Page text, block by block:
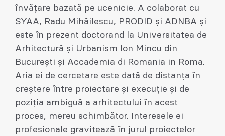
învăţare bazată pe ucenicie. A colaborat cu
SYAA, Radu Mihăilescu, PRODID şi ADNBA şi
este în prezent doctorand la Universitatea de
Arhitectură şi Urbanism Ion Mincu din
Bucureşti şi Accademia di Romania in Roma.
Aria ei de cercetare este dată de distanţa în
creştere între proiectare şi execuţie şi de
poziţia ambiguă a arhitectului în acest
proces, mereu schimbător. Interesele ei
profesionale gravitează în jurul proiectelor